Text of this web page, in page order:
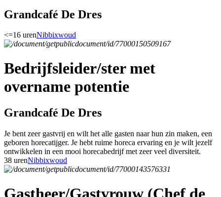
Grandcafé De Dres
<=16 urenNibbixwoud
Bedrijfsleider/ster met
overname potentie
Grandcafé De Dres
Je bent zeer gastvrij en wilt het alle gasten naar hun zin maken, een
geboren horecatijger. Je hebt ruime horeca ervaring en je wilt jezelf
ontwikkelen in een mooi horecabedrijf met zeer veel diversiteit.
38 urenNibbixwoud
Gastheer/Gastvrouw (Chef de